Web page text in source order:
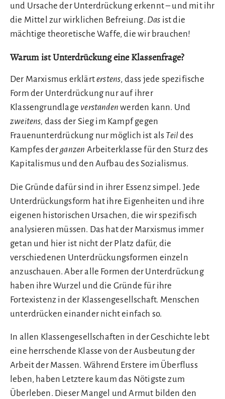
und Ursache der Unterdrückung erkennt – und mit ihr
die Mittel zur wirklichen Befreiung. Das ist die
mächtige theoretische Waffe, die wir brauchen!
Warum ist Unterdrückung eine Klassenfrage?
Der Marxismus erklärterstens, dass jede spezifische
Form der Unterdrückung nur auf ihrer
Klassengrundlage verstandenwerden kann. Und
zweitens, dass der Sieg im Kampf gegen
Frauenunterdrückung nur möglich ist als Teildes
Kampfes der ganzen Arbeiterklasse für den Sturz des
Kapitalismus und den Aufbau des Sozialismus.
Die Gründe dafür sind in ihrer Essenz simpel. Jede
Unterdrückungsform hat ihre Eigenheiten und ihre
eigenen historischen Ursachen, die wir spezifisch
analysieren müssen. Das hat der Marxismus immer
getan und hier ist nicht der Platz dafür, die
verschiedenen Unterdrückungsformen einzeln
anzuschauen. Aber alle Formen der Unterdrückung
haben ihre Wurzel und die Gründe für ihre
Fortexistenz in der Klassengesellschaft. Menschen
unterdrücken einander nicht einfach so.
In allen Klassengesellschaften in der Geschichte lebt
eine herrschende Klasse von der Ausbeutung der
Arbeit der Massen. Während Erstere im Überfluss
leben, haben Letztere kaum das Nötigste zum
Überleben. Dieser Mangel und Armut bilden den